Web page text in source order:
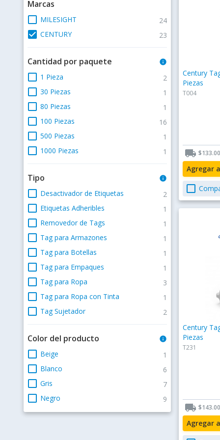
Marcas
check_box_outline_blank MILESIGHT 24
check_box CENTURY 23
Cantidad por paquete info
check_box_outline_blank 1 Pieza 2
check_box_outline_blank 30 Piezas 1
check_box_outline_blank 80 Piezas 1
check_box_outline_blank 100 Piezas 16
check_box_outline_blank 500 Piezas 1
check_box_outline_blank 1000 Piezas 1
Tipo info
check_box_outline_blank Desactivador de Etiquetas 2
check_box_outline_blank Etiquetas Adheribles 1
check_box_outline_blank Removedor de Tags 1
check_box_outline_blank Tag para Armazones 1
check_box_outline_blank Tag para Botellas 1
check_box_outline_blank Tag para Empaques 1
check_box_outline_blank Tag para Ropa 3
check_box_outline_blank Tag para Ropa con Tinta 1
check_box_outline_blank Tag Sujetador 2
Color del producto info
check_box_outline_blank Beige 1
check_box_outline_blank Blanco 6
check_box_outline_blank Gris 7
check_box_outline_blank Negro 9
Century
Piezas
T004
local_shipping $133.00
Agregar
check_box_outline_blank
Century
Piezas
T231
local_shipping $143.00
Agregar